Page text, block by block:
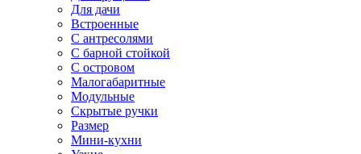
Для дачи
Встроенные
С антресолями
С барной стойкой
С островом
Малогабаритные
Модульные
Скрытые ручки
Размер
Мини-кухни